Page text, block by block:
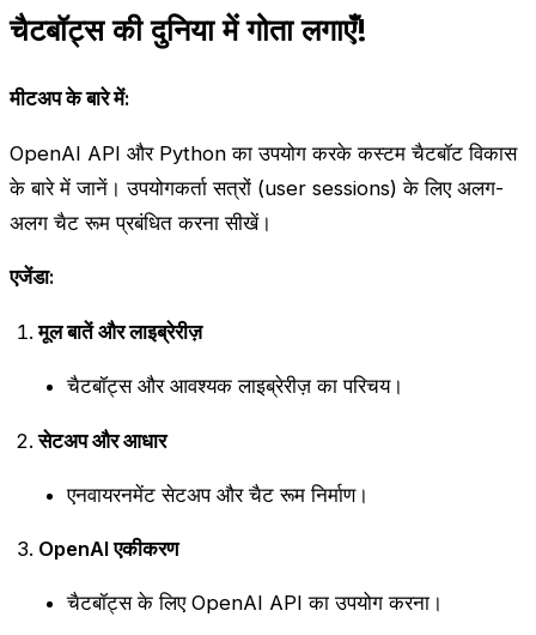
चैटबॉट्स की दुनिया में गोता लगाएँ!
मीटअप के बारे में:
OpenAI API और Python का उपयोग करके कस्टम चैटबॉट विकास
के बारे में जानें। उपयोगकर्ता सत्रों (user sessions) के लिए अलग-
अलग चैट रूम प्रबंधित करना सीखें।
एजेंडा:
मूल बातें और लाइब्रेरीज़
चैटबॉट्स और आवश्यक लाइब्रेरीज़ का परिचय।
सेटअप और आधार
एनवायरनमेंट सेटअप और चैट रूम निर्माण।
OpenAI एकीकरण
चैटबॉट्स के लिए OpenAI API का उपयोग करना।